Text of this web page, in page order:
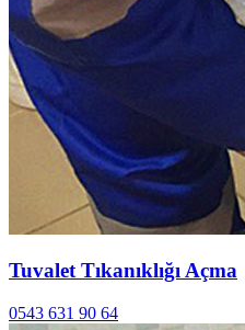
Tuvalet Tıkanıklığı Açma
0543 631 90 64